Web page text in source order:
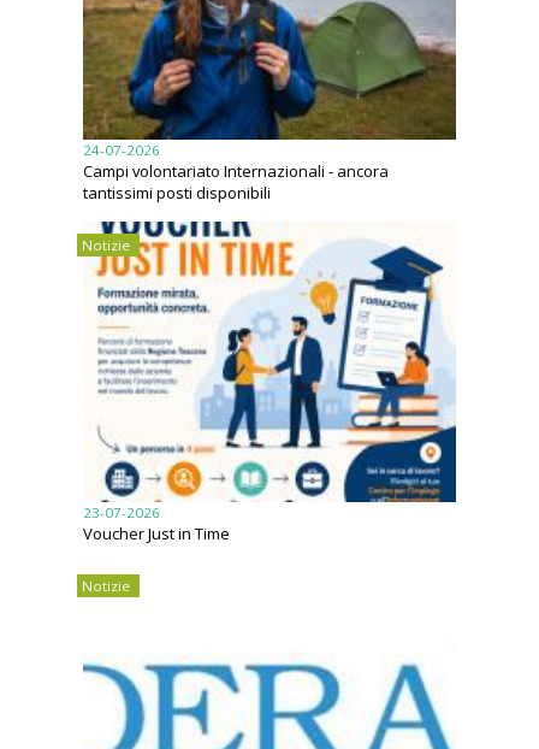
24-07-2026
Campi volontariato Internazionali - ancora
tantissimi posti disponibili
Notizie
23-07-2026
Voucher Just in Time
Notizie